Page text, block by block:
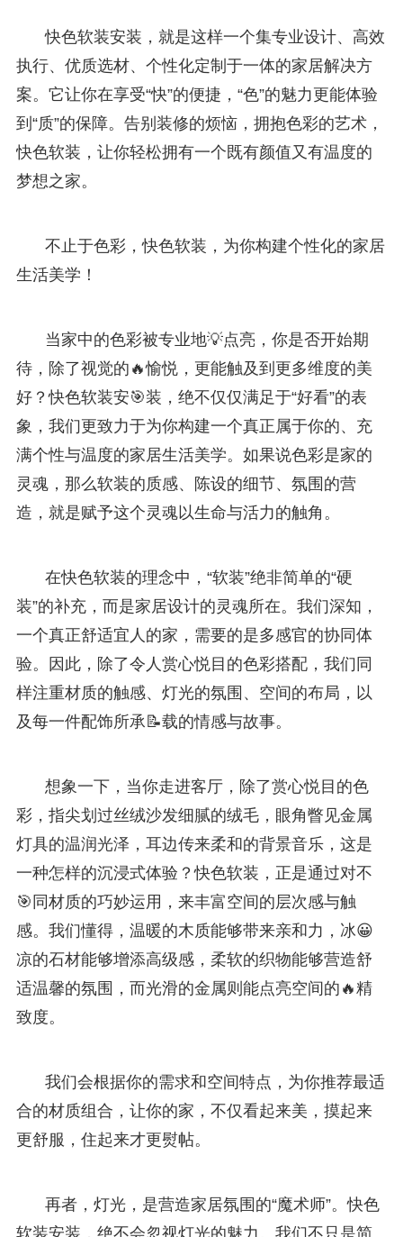
快色软装安装，就是这样一个集专业设计、高效
执行、优质选材、个性化定制于一体的家居解决方
案。它让你在享受“快”的便捷，“色”的魅力更能体验
到“质”的保障。告别装修的烦恼，拥抱色彩的艺术，
快色软装，让你轻松拥有一个既有颜值又有温度的
梦想之家。
不止于色彩，快色软装，为你构建个性化的家居
生活美学！
当家中的色彩被专业地💡点亮，你是否开始期
待，除了视觉的🔥愉悦，更能触及到更多维度的美
好？快色软装安🎯装，绝不仅仅满足于“好看”的表
象，我们更致力于为你构建一个真正属于你的、充
满个性与温度的家居生活美学。如果说色彩是家的
灵魂，那么软装的质感、陈设的细节、氛围的营
造，就是赋予这个灵魂以生命与活力的触角。
在快色软装的理念中，“软装”绝非简单的“硬
装”的补充，而是家居设计的灵魂所在。我们深知，
一个真正舒适宜人的家，需要的是多感官的协同体
验。因此，除了令人赏心悦目的色彩搭配，我们同
样注重材质的触感、灯光的氛围、空间的布局，以
及每一件配饰所承📝载的情感与故事。
想象一下，当你走进客厅，除了赏心悦目的色
彩，指尖划过丝绒沙发细腻的绒毛，眼角瞥见金属
灯具的温润光泽，耳边传来柔和的背景音乐，这是
一种怎样的沉浸式体验？快色软装，正是通过对不
🎯同材质的巧妙运用，来丰富空间的层次感与触
感。我们懂得，温暖的木质能够带来亲和力，冰😀
凉的石材能够增添高级感，柔软的织物能够营造舒
适温馨的氛围，而光滑的金属则能点亮空间的🔥精
致度。
我们会根据你的需求和空间特点，为你推荐最适
合的材质组合，让你的家，不仅看起来美，摸起来
更舒服，住起来才更熨帖。
再者，灯光，是营造家居氛围的“魔术师”。快色
软装安装，绝不会忽视灯光的魅力。我们不只是简